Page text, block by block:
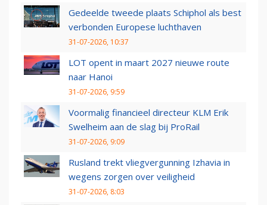
Gedeelde tweede plaats Schiphol als best
verbonden Europese luchthaven
31-07-2026, 10:37
LOT opent in maart 2027 nieuwe route
naar Hanoi
31-07-2026, 9:59
Voormalig financieel directeur KLM Erik
Swelheim aan de slag bij ProRail
31-07-2026, 9:09
Rusland trekt vliegvergunning Izhavia in
wegens zorgen over veiligheid
31-07-2026, 8:03